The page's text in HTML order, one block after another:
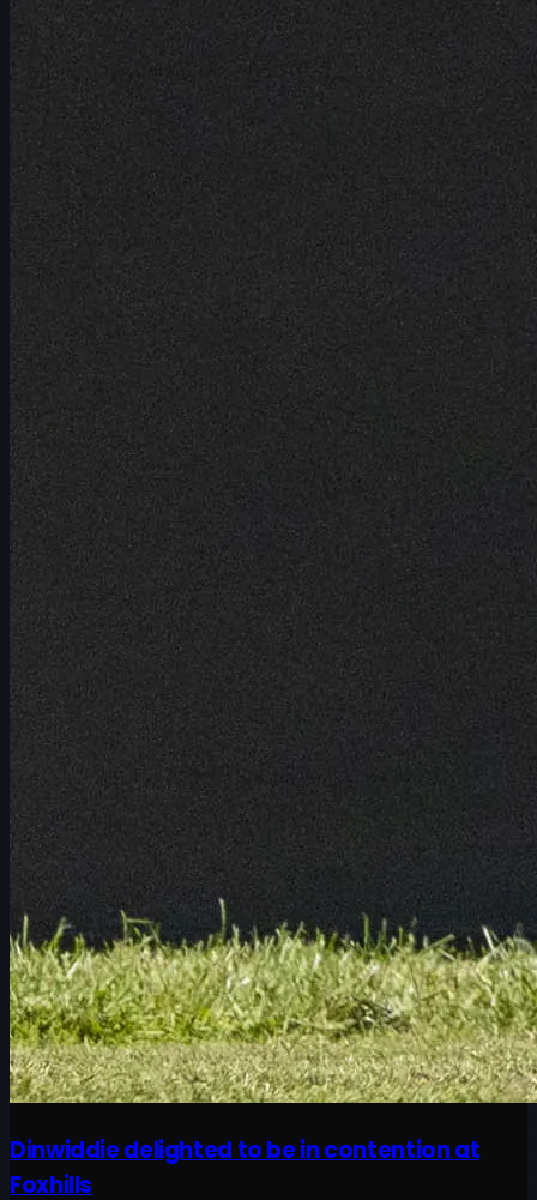
Dinwiddie delighted to be in contention at
Foxhills